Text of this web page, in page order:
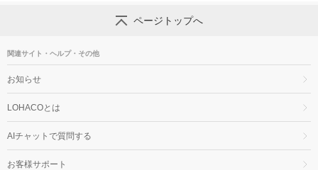
ページトップへ
関連サイト・ヘルプ・その他
お知らせ
LOHACOとは
AIチャットで質問する
お客様サポート